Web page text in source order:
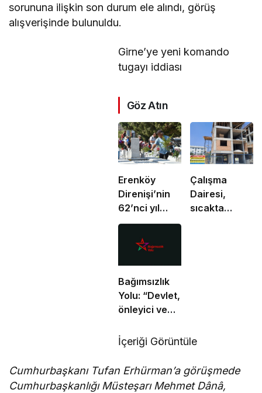
sorununa ilişkin son durum ele alındı, görüş
alışverişinde bulunuldu.
Girne’ye yeni komando
tugayı iddiası
Göz Atın
Erenköy
Direnişi’nin
62’nci yıl
dönümünde
şehitler
törenle anıldı
Çalışma
Dairesi,
sıcakta
Bağımsızlık
Yolu: “Devlet,
önleyici ve
sorumluluklarını
getirmeli”
İçeriği Görüntüle
Cumhurbaşkanı Tufan Erhürman’a görüşmede
Cumhurbaşkanlığı Müsteşarı Mehmet Dânâ,